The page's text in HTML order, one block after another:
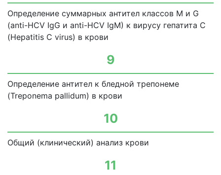
Определение суммарных антител классов М и G
(anti-HCV IgG и anti-HCV IgM) к вирусу гепатита С
(Hepatitis С virus) в крови
9
Определение антител к бледной трепонеме
(Treponema pallidum) в крови
10
Общий (клинический) анализ крови
11